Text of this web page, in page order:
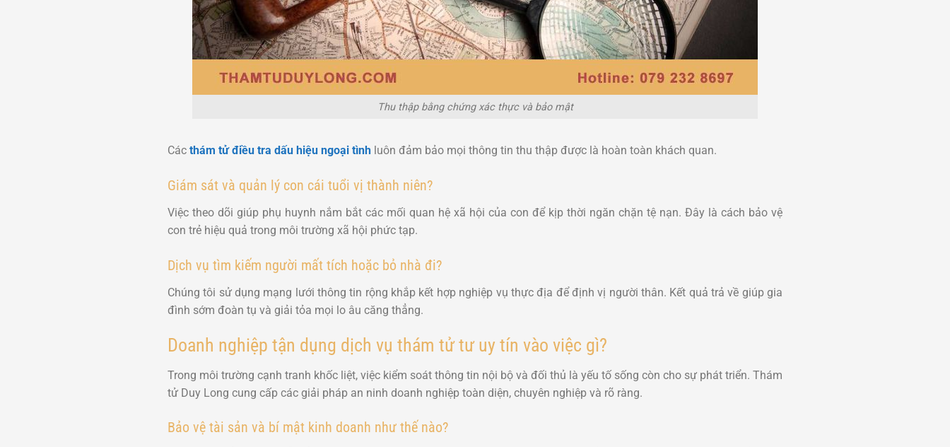
Thu thập bằng chứng xác thực và bảo mật
Các thám tử điều tra dấu hiệu ngoại tình luôn đảm bảo mọi thông tin thu thập được là hoàn toàn khách quan.
Giám sát và quản lý con cái tuổi vị thành niên?
Việc theo dõi giúp phụ huynh nắm bắt các mối quan hệ xã hội của con để kịp thời ngăn chặn tệ nạn. Đây là cách bảo vệ
con trẻ hiệu quả trong môi trường xã hội phức tạp.
Dịch vụ tìm kiếm người mất tích hoặc bỏ nhà đi?
Chúng tôi sử dụng mạng lưới thông tin rộng khắp kết hợp nghiệp vụ thực địa để định vị người thân. Kết quả trả về giúp gia
đình sớm đoàn tụ và giải tỏa mọi lo âu căng thẳng.
Doanh nghiệp tận dụng dịch vụ thám tử tư uy tín vào việc gì?
Trong môi trường cạnh tranh khốc liệt, việc kiểm soát thông tin nội bộ và đối thủ là yếu tố sống còn cho sự phát triển. Thám
tử Duy Long cung cấp các giải pháp an ninh doanh nghiệp toàn diện, chuyên nghiệp và rõ ràng.
Bảo vệ tài sản và bí mật kinh doanh như thế nào?